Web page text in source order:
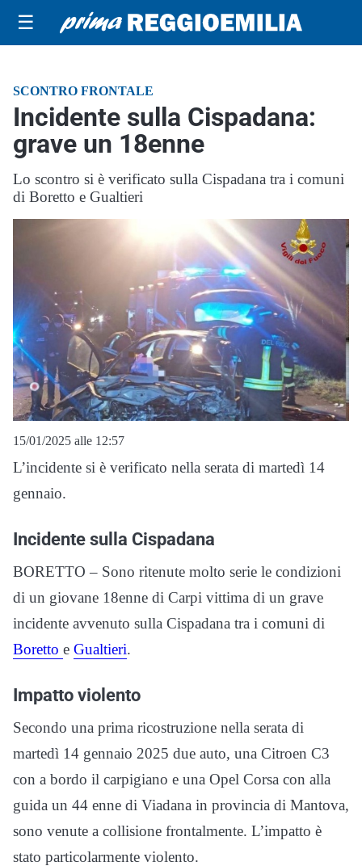
☰
SCONTRO FRONTALE
Incidente sulla Cispadana:
grave un 18enne
Lo scontro si è verificato sulla Cispadana tra i comuni
di Boretto e Gualtieri
15/01/2025 alle 12:57
L’incidente si è verificato nella serata di martedì 14
gennaio.
Incidente sulla Cispadana
BORETTO – Sono ritenute molto serie le condizioni
di un giovane 18enne di Carpi vittima di un grave
incidente avvenuto sulla Cispadana tra i comuni di
Boretto e Gualtieri.
Impatto violento
Secondo una prima ricostruzione nella serata di
martedì 14 gennaio 2025 due auto, una Citroen C3
con a bordo il carpigiano e una Opel Corsa con alla
guida un 44 enne di Viadana in provincia di Mantova,
sono venute a collisione frontalmente. L’impatto è
stato particolarmente violento.